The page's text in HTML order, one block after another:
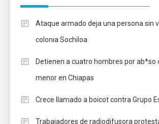
Ataque armado deja una persona sin
colonia Sochiloa
Detienen a cuatro hombres por ab*so
menor en Chiapas
Crece llamado a boicot contra Grupo
Trabajadores de radiodifusora